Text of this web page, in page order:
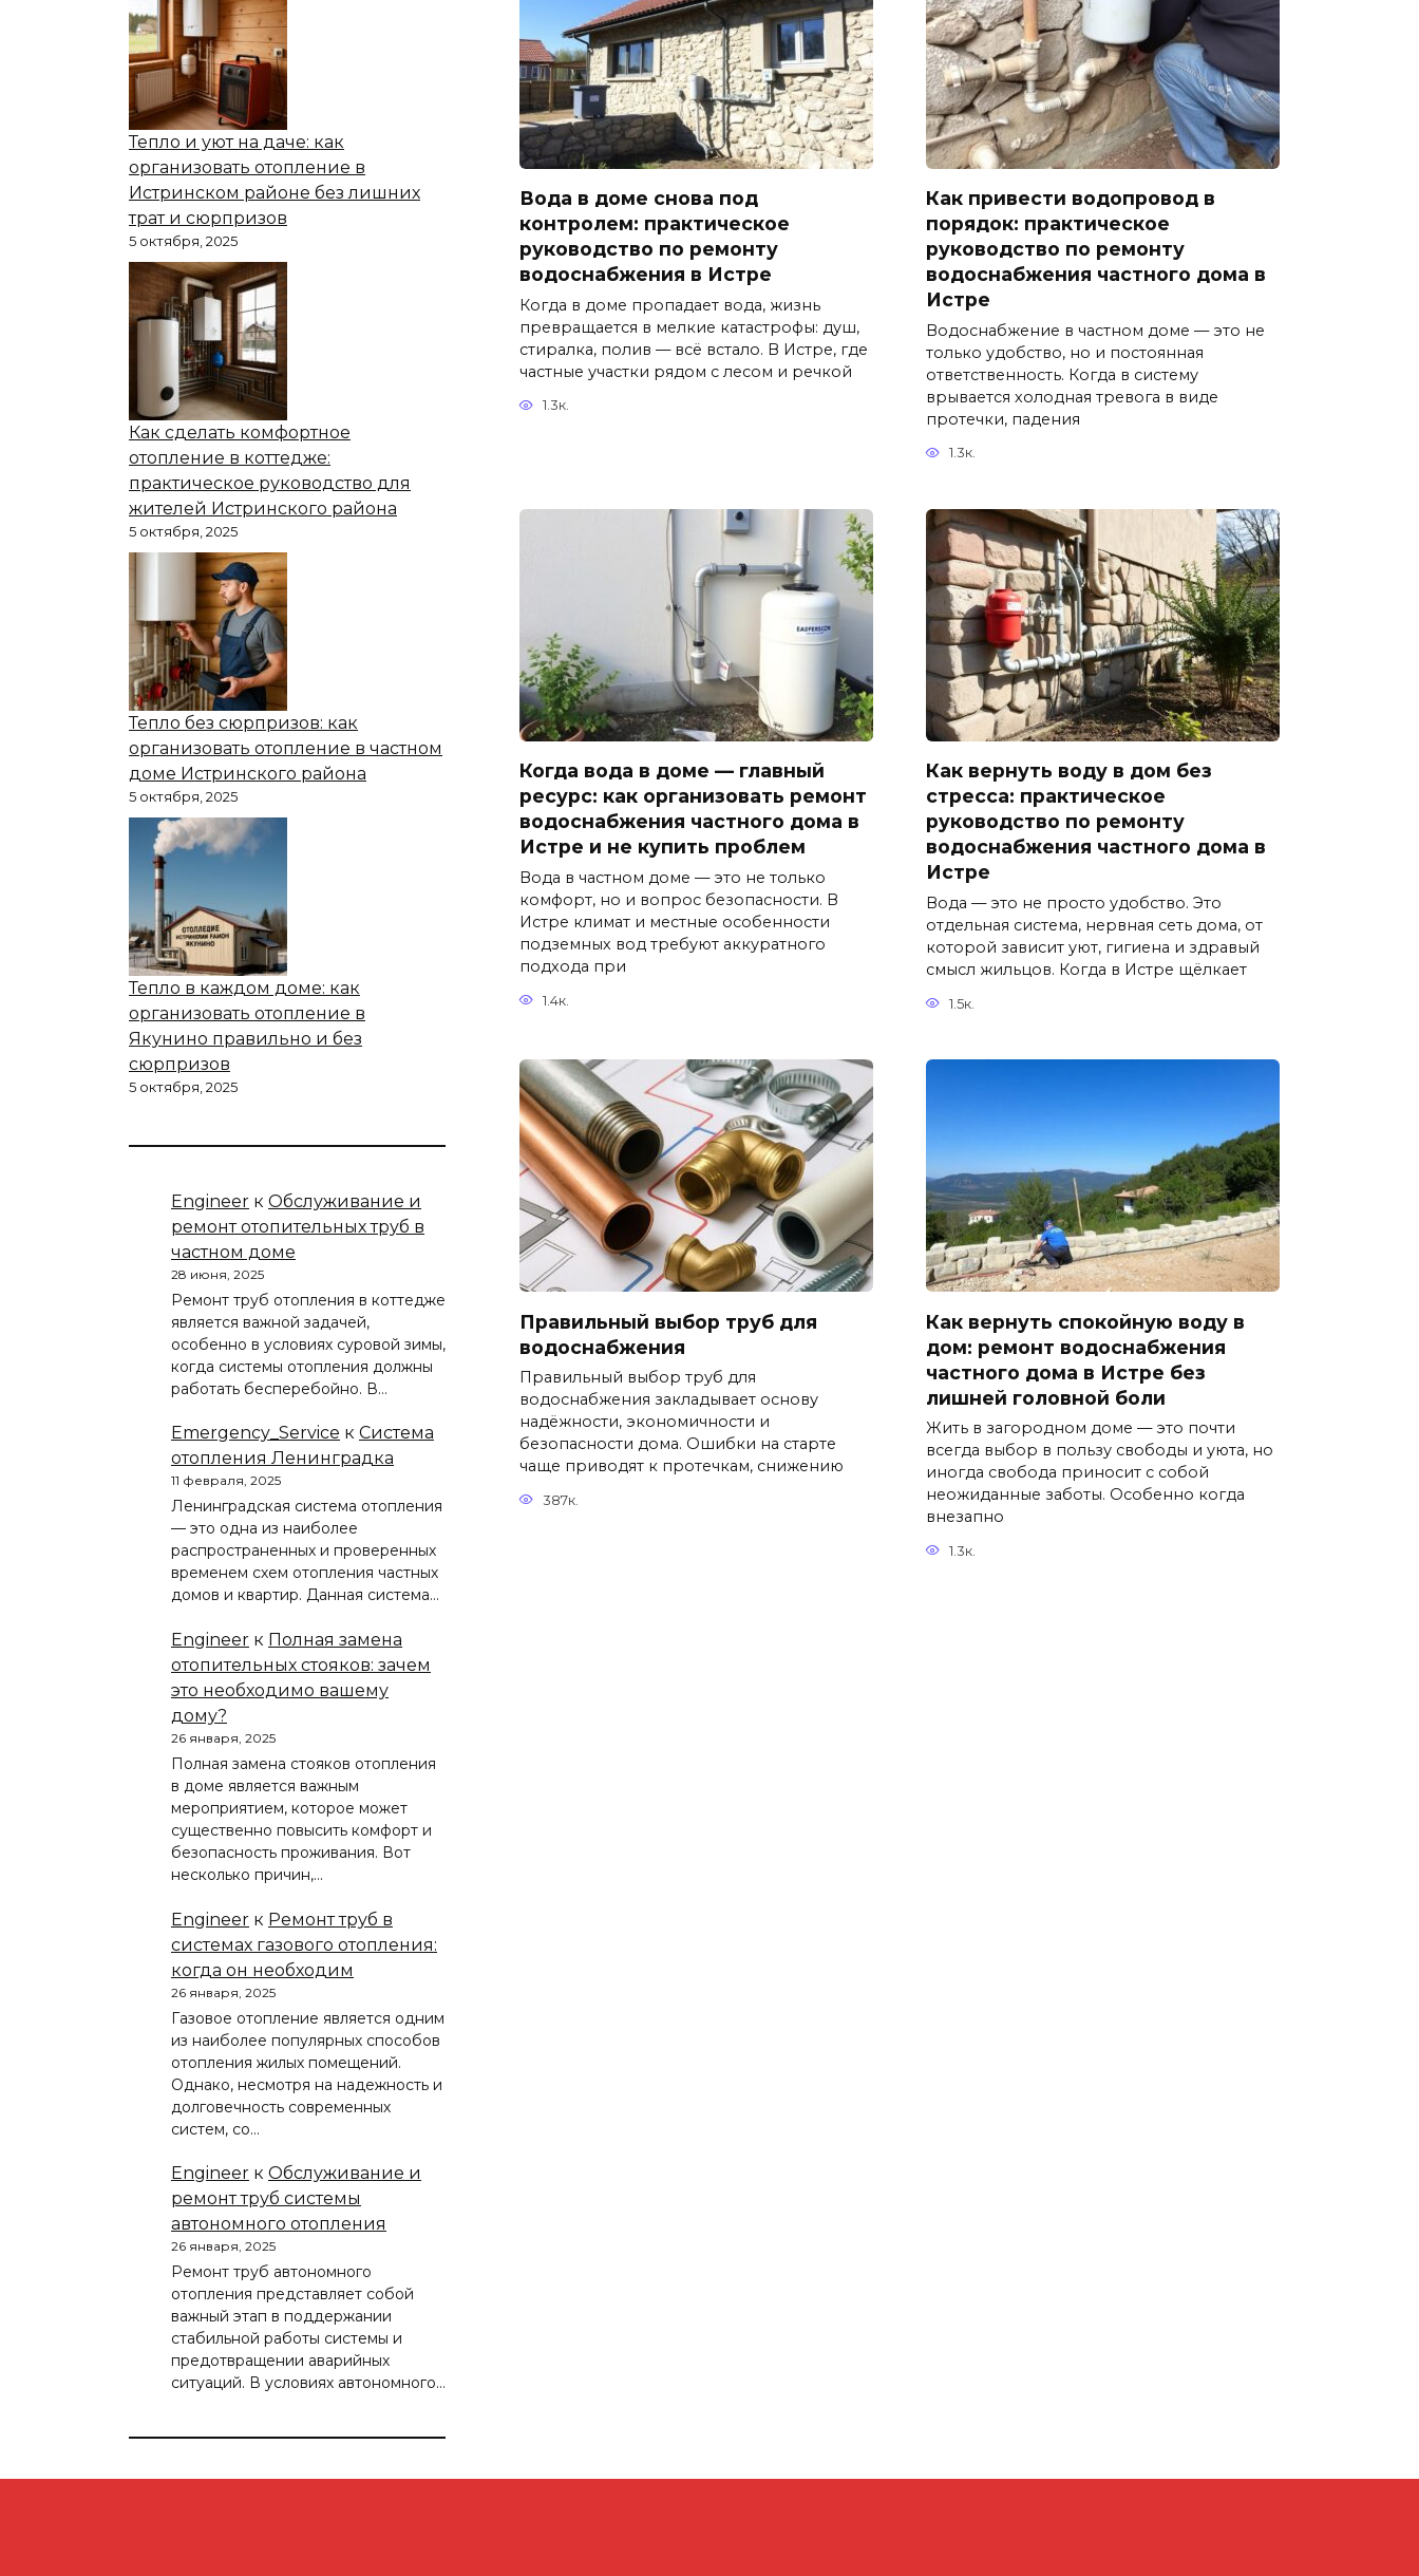
Вода в доме снова под
контролем: практическое
руководство по ремонту
водоснабжения в Истре
Когда в доме пропадает вода, жизнь
превращается в мелкие катастрофы: душ,
стиралка, полив — всё встало. В Истре, где
частные участки рядом с лесом и речкой
1.3к.
Как привести водопровод в
порядок: практическое
руководство по ремонту
водоснабжения частного дома в
Истре
Водоснабжение в частном доме — это не
только удобство, но и постоянная
ответственность. Когда в систему
врывается холодная тревога в виде
протечки, падения
1.3к.
Когда вода в доме — главный
ресурс: как организовать ремонт
водоснабжения частного дома в
Истре и не купить проблем
Вода в частном доме — это не только
комфорт, но и вопрос безопасности. В
Истре климат и местные особенности
подземных вод требуют аккуратного
подхода при
1.4к.
Как вернуть воду в дом без
стресса: практическое
руководство по ремонту
водоснабжения частного дома в
Истре
Вода — это не просто удобство. Это
отдельная система, нервная сеть дома, от
которой зависит уют, гигиена и здравый
смысл жильцов. Когда в Истре щёлкает
1.5к.
Правильный выбор труб для
водоснабжения
Правильный выбор труб для
водоснабжения закладывает основу
надёжности, экономичности и
безопасности дома. Ошибки на старте
чаще приводят к протечкам, снижению
387к.
Как вернуть спокойную воду в
дом: ремонт водоснабжения
частного дома в Истре без
лишней головной боли
Жить в загородном доме — это почти
всегда выбор в пользу свободы и уюта, но
иногда свобода приносит с собой
неожиданные заботы. Особенно когда
внезапно
1.3к.
Тепло и уют на даче: как
организовать отопление в
Истринском районе без лишних
трат и сюрпризов
5 октября, 2025
Как сделать комфортное
отопление в коттедже:
практическое руководство для
жителей Истринского района
5 октября, 2025
Тепло без сюрпризов: как
организовать отопление в частном
доме Истринского района
5 октября, 2025
Тепло в каждом доме: как
организовать отопление в
Якунино правильно и без
сюрпризов
5 октября, 2025
Engineer к Обслуживание и
ремонт отопительных труб в
частном доме
28 июня, 2025
Ремонт труб отопления в коттедже
является важной задачей,
особенно в условиях суровой зимы,
когда системы отопления должны
работать бесперебойно. В…
Emergency_Service к Система
отопления Ленинградка
11 февраля, 2025
Ленинградская система отопления
— это одна из наиболее
распространенных и проверенных
временем схем отопления частных
домов и квартир. Данная система…
Engineer к Полная замена
отопительных стояков: зачем
это необходимо вашему
дому?
26 января, 2025
Полная замена стояков отопления
в доме является важным
мероприятием, которое может
существенно повысить комфорт и
безопасность проживания. Вот
несколько причин,…
Engineer к Ремонт труб в
системах газового отопления:
когда он необходим
26 января, 2025
Газовое отопление является одним
из наиболее популярных способов
отопления жилых помещений.
Однако, несмотря на надежность и
долговечность современных
систем, со…
Engineer к Обслуживание и
ремонт труб системы
автономного отопления
26 января, 2025
Ремонт труб автономного
отопления представляет собой
важный этап в поддержании
стабильной работы системы и
предотвращении аварийных
ситуаций. В условиях автономного…